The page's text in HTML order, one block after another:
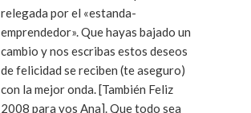
relegada por el «estanda-
emprendedor». Que hayas bajado un
cambio y nos escribas estos deseos
de felicidad se reciben (te aseguro)
con la mejor onda. [También Feliz
2008 para vos Ana]. Que todo sea